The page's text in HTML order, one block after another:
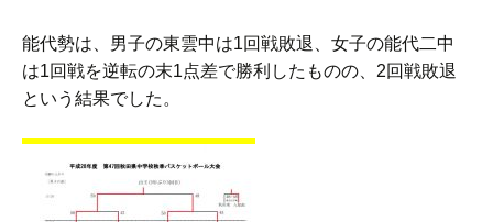
能代勢は、男子の東雲中は1回戦敗退、女子の能代二中
は1回戦を逆転の末1点差で勝利したものの、2回戦敗退
という結果でした。